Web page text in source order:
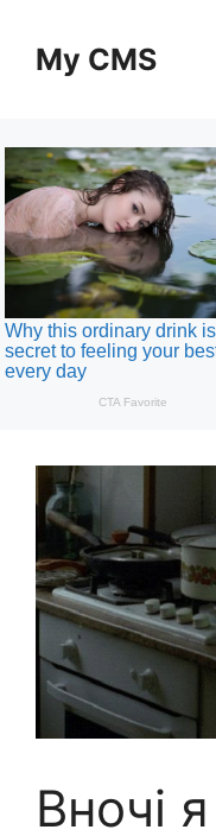
contentMy CMS
Вночі я